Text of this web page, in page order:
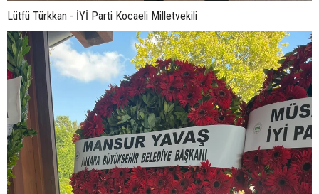
Lütfü Türkkan - İYİ Parti Kocaeli Milletvekili